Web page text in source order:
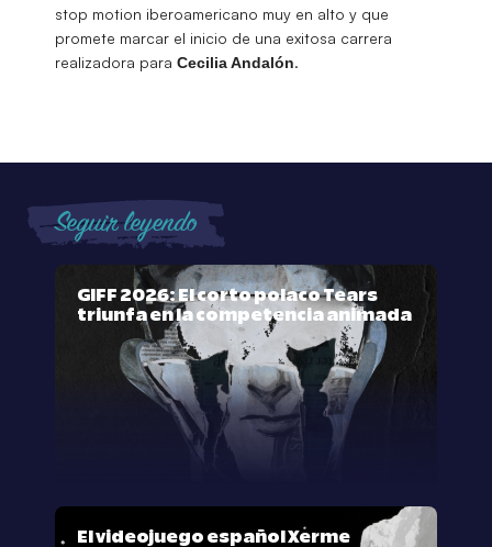
stop motion iberoamericano muy en alto y que
promete marcar el inicio de una exitosa carrera
realizadora para Cecilia Andalón.
Seguir leyendo
GIFF 2026: El corto polaco Tears
triunfa en la competencia animada
El videojuego español Xerme